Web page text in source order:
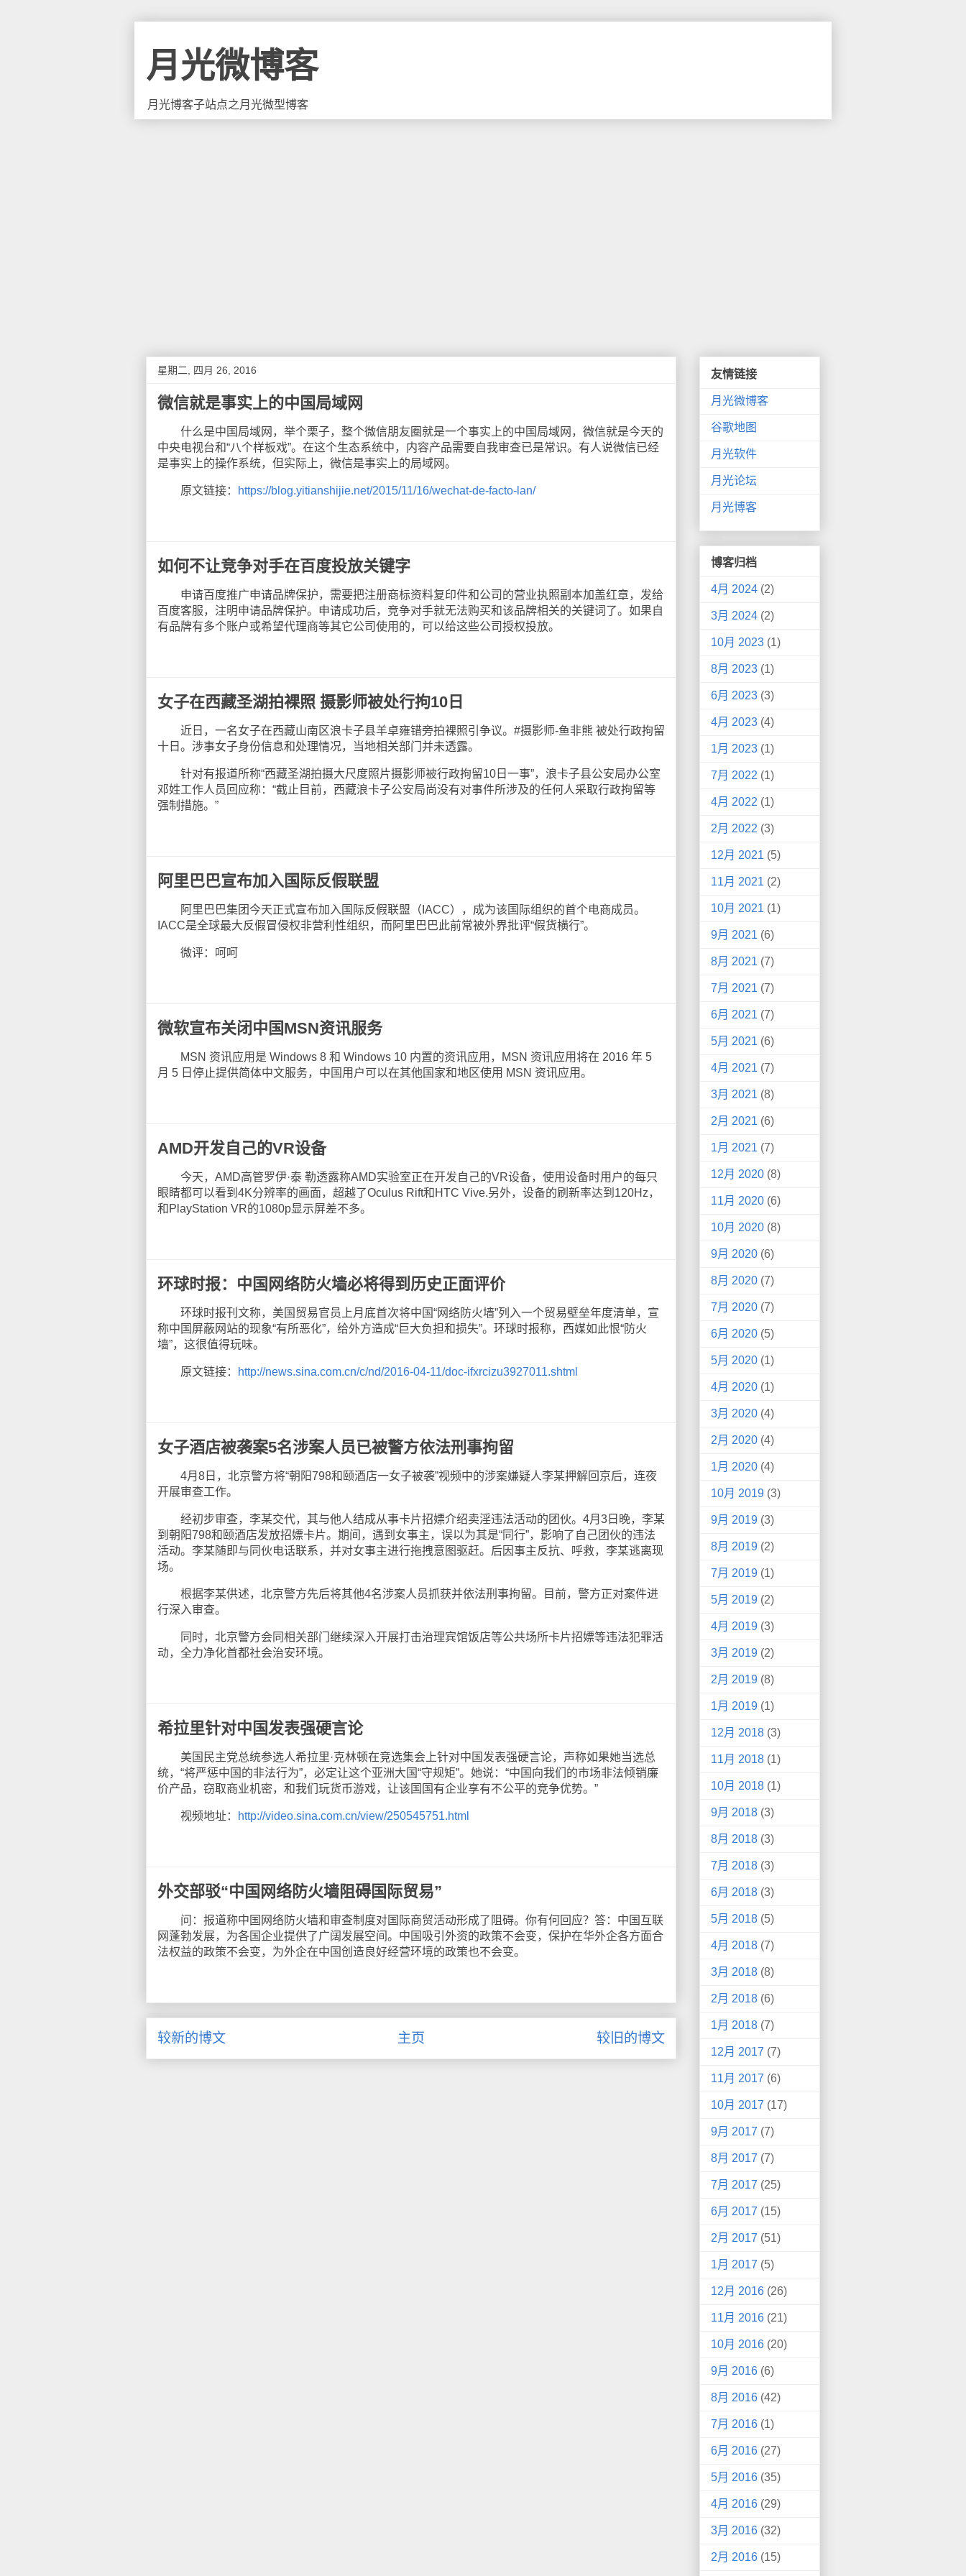
月光微博客
月光博客子站点之月光微型博客
星期二, 四月 26, 2016
微信就是事实上的中国局域网
什么是中国局域网，举个栗子，整个微信朋友圈就是一个事实上的中国局域网，微信就是今天的
中央电视台和“八个样板戏”。在这个生态系统中，内容产品需要自我审查已是常识。有人说微信已经
是事实上的操作系统，但实际上，微信是事实上的局域网。
原文链接： https://blog.yitianshijie.net/2015/11/16/wechat-de-facto-lan/
如何不让竞争对手在百度投放关键字
申请百度推广申请品牌保护，需要把注册商标资料复印件和公司的营业执照副本加盖红章，发给
百度客服，注明申请品牌保护。申请成功后，竞争对手就无法购买和该品牌相关的关键词了。如果自
有品牌有多个账户或希望代理商等其它公司使用的，可以给这些公司授权投放。
女子在西藏圣湖拍裸照 摄影师被处行拘10日
近日，一名女子在西藏山南区浪卡子县羊卓雍错旁拍裸照引争议。#摄影师-鱼非熊 被处行政拘留
十日。涉事女子身份信息和处理情况，当地相关部门并未透露。
针对有报道所称“西藏圣湖拍摄大尺度照片摄影师被行政拘留10日一事”，浪卡子县公安局办公室
邓姓工作人员回应称：“截止目前，西藏浪卡子公安局尚没有对事件所涉及的任何人采取行政拘留等
强制措施。”
阿里巴巴宣布加入国际反假联盟
阿里巴巴集团今天正式宣布加入国际反假联盟（IACC），成为该国际组织的首个电商成员。
IACC是全球最大反假冒侵权非营利性组织，而阿里巴巴此前常被外界批评“假货横行”。
微评：呵呵
微软宣布关闭中国MSN资讯服务
MSN 资讯应用是 Windows 8 和 Windows 10 内置的资讯应用，MSN 资讯应用将在 2016 年 5
月 5 日停止提供简体中文服务，中国用户可以在其他国家和地区使用 MSN 资讯应用。
AMD开发自己的VR设备
今天，AMD高管罗伊·泰 勒透露称AMD实验室正在开发自己的VR设备，使用设备时用户的每只
眼睛都可以看到4K分辨率的画面，超越了Oculus Rift和HTC Vive.另外，设备的刷新率达到120Hz，
和PlayStation VR的1080p显示屏差不多。
环球时报：中国网络防火墙必将得到历史正面评价
环球时报刊文称，美国贸易官员上月底首次将中国“网络防火墙”列入一个贸易壁垒年度清单，宣
称中国屏蔽网站的现象“有所恶化”，给外方造成“巨大负担和损失”。环球时报称，西媒如此恨“防火
墙”，这很值得玩味。
原文链接： http://news.sina.com.cn/c/nd/2016-04-11/doc-ifxrcizu3927011.shtml
女子酒店被袭案5名涉案人员已被警方依法刑事拘留
4月8日，北京警方将“朝阳798和颐酒店一女子被袭”视频中的涉案嫌疑人李某押解回京后，连夜
开展审查工作。
经初步审查，李某交代，其与他人结成从事卡片招嫖介绍卖淫违法活动的团伙。4月3日晚，李某
到朝阳798和颐酒店发放招嫖卡片。期间，遇到女事主，误以为其是“同行”，影响了自己团伙的违法
活动。李某随即与同伙电话联系，并对女事主进行拖拽意图驱赶。后因事主反抗、呼救，李某逃离现
场。
根据李某供述，北京警方先后将其他4名涉案人员抓获并依法刑事拘留。目前，警方正对案件进
行深入审查。
同时，北京警方会同相关部门继续深入开展打击治理宾馆饭店等公共场所卡片招嫖等违法犯罪活
动，全力净化首都社会治安环境。
希拉里针对中国发表强硬言论
美国民主党总统参选人希拉里·克林顿在竞选集会上针对中国发表强硬言论，声称如果她当选总
统，“将严惩中国的非法行为”，必定让这个亚洲大国“守规矩”。她说：“中国向我们的市场非法倾销廉
价产品，窃取商业机密，和我们玩货币游戏，让该国国有企业享有不公平的竞争优势。”
视频地址： http://video.sina.com.cn/view/250545751.html
外交部驳“中国网络防火墙阻碍国际贸易”
问：报道称中国网络防火墙和审查制度对国际商贸活动形成了阻碍。你有何回应？答：中国互联
网蓬勃发展，为各国企业提供了广阔发展空间。中国吸引外资的政策不会变，保护在华外企各方面合
法权益的政策不会变，为外企在中国创造良好经营环境的政策也不会变。
较新的博文 较旧的博文
主页
友情链接
月光微博客
谷歌地图
月光软件
月光论坛
月光博客
博客归档
4月 2024 (2)
3月 2024 (2)
10月 2023 (1)
8月 2023 (1)
6月 2023 (3)
4月 2023 (4)
1月 2023 (1)
7月 2022 (1)
4月 2022 (1)
2月 2022 (3)
12月 2021 (5)
11月 2021 (2)
10月 2021 (1)
9月 2021 (6)
8月 2021 (7)
7月 2021 (7)
6月 2021 (7)
5月 2021 (6)
4月 2021 (7)
3月 2021 (8)
2月 2021 (6)
1月 2021 (7)
12月 2020 (8)
11月 2020 (6)
10月 2020 (8)
9月 2020 (6)
8月 2020 (7)
7月 2020 (7)
6月 2020 (5)
5月 2020 (1)
4月 2020 (1)
3月 2020 (4)
2月 2020 (4)
1月 2020 (4)
10月 2019 (3)
9月 2019 (3)
8月 2019 (2)
7月 2019 (1)
5月 2019 (2)
4月 2019 (3)
3月 2019 (2)
2月 2019 (8)
1月 2019 (1)
12月 2018 (3)
11月 2018 (1)
10月 2018 (1)
9月 2018 (3)
8月 2018 (3)
7月 2018 (3)
6月 2018 (3)
5月 2018 (5)
4月 2018 (7)
3月 2018 (8)
2月 2018 (6)
1月 2018 (7)
12月 2017 (7)
11月 2017 (6)
10月 2017 (17)
9月 2017 (7)
8月 2017 (7)
7月 2017 (25)
6月 2017 (15)
2月 2017 (51)
1月 2017 (5)
12月 2016 (26)
11月 2016 (21)
10月 2016 (20)
9月 2016 (6)
8月 2016 (42)
7月 2016 (1)
6月 2016 (27)
5月 2016 (35)
4月 2016 (29)
3月 2016 (32)
2月 2016 (15)